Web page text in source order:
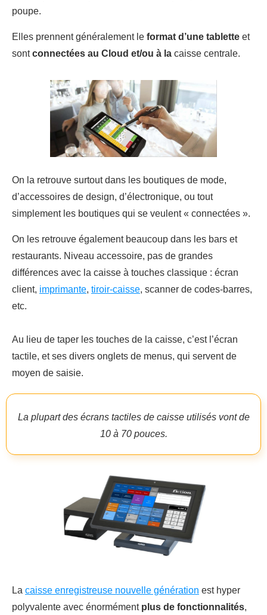
poupe.
Elles prennent généralement le format d’une tablette et
sontconnectées au Cloud et/ou à la caisse centrale.
On la retrouve surtout dans les boutiques de mode,
d’accessoires de design, d’électronique, ou tout
simplement les boutiques qui se veulent « connectées ».
On les retrouve également beaucoup dans les bars et
restaurants. Niveau accessoire, pas de grandes
différences avec la caisse à touches classique : écran
client, imprimante, tiroir-caisse, scanner de codes-barres,
etc.
Au lieu de taper les touches de la caisse, c’est l’écran
tactile, et ses divers onglets de menus, qui servent de
moyen de saisie.
La plupart des écrans tactiles de caisse utilisés vont de
10 à 70 pouces.
La caisse enregistreuse nouvelle génération est hyper
polyvalente avec énormémentplus de fonctionnalités,